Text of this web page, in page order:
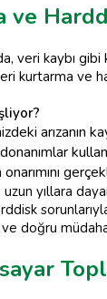
ve
veri kaybı
kurtarma ve
arızanın
uzun yıllara
sorunlarıyla
doğru